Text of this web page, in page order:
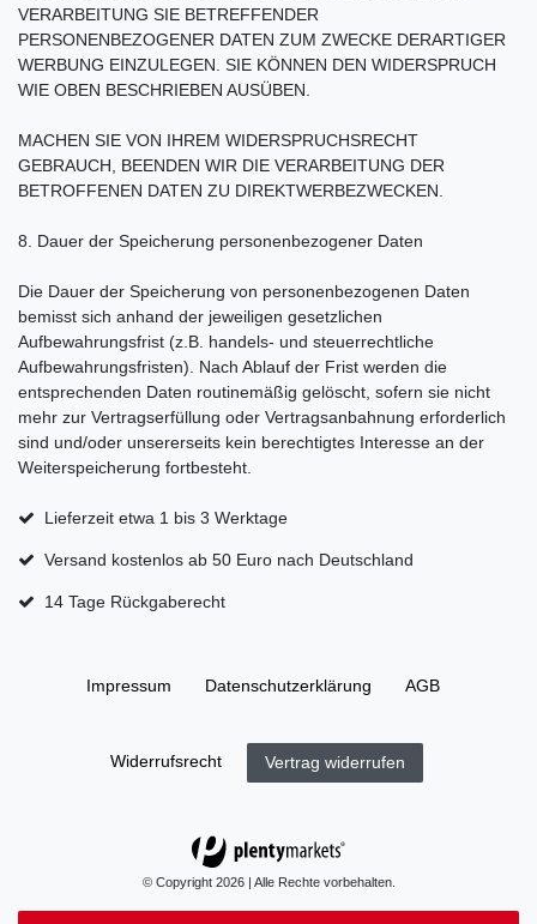
VERARBEITUNG SIE BETREFFENDER
PERSONENBEZOGENER DATEN ZUM ZWECKE DERARTIGER
WERBUNG EINZULEGEN. SIE KÖNNEN DEN WIDERSPRUCH
WIE OBEN BESCHRIEBEN AUSÜBEN.
MACHEN SIE VON IHREM WIDERSPRUCHSRECHT
GEBRAUCH, BEENDEN WIR DIE VERARBEITUNG DER
BETROFFENEN DATEN ZU DIREKTWERBEZWECKEN.
8. Dauer der Speicherung personenbezogener Daten
Die Dauer der Speicherung von personenbezogenen Daten
bemisst sich anhand der jeweiligen gesetzlichen
Aufbewahrungsfrist (z.B. handels- und steuerrechtliche
Aufbewahrungsfristen). Nach Ablauf der Frist werden die
entsprechenden Daten routinemäßig gelöscht, sofern sie nicht
mehr zur Vertragserfüllung oder Vertragsanbahnung erforderlich
sind und/oder unsererseits kein berechtigtes Interesse an der
Weiterspeicherung fortbesteht.
Lieferzeit etwa 1 bis 3 Werktage
Versand kostenlos ab 50 Euro nach Deutschland
14 Tage Rückgaberecht
Impressum Daten­schutz­erklärung AGB
Widerrufs­recht Vertrag widerrufen
© Copyright 2026 | Alle Rechte vorbehalten.